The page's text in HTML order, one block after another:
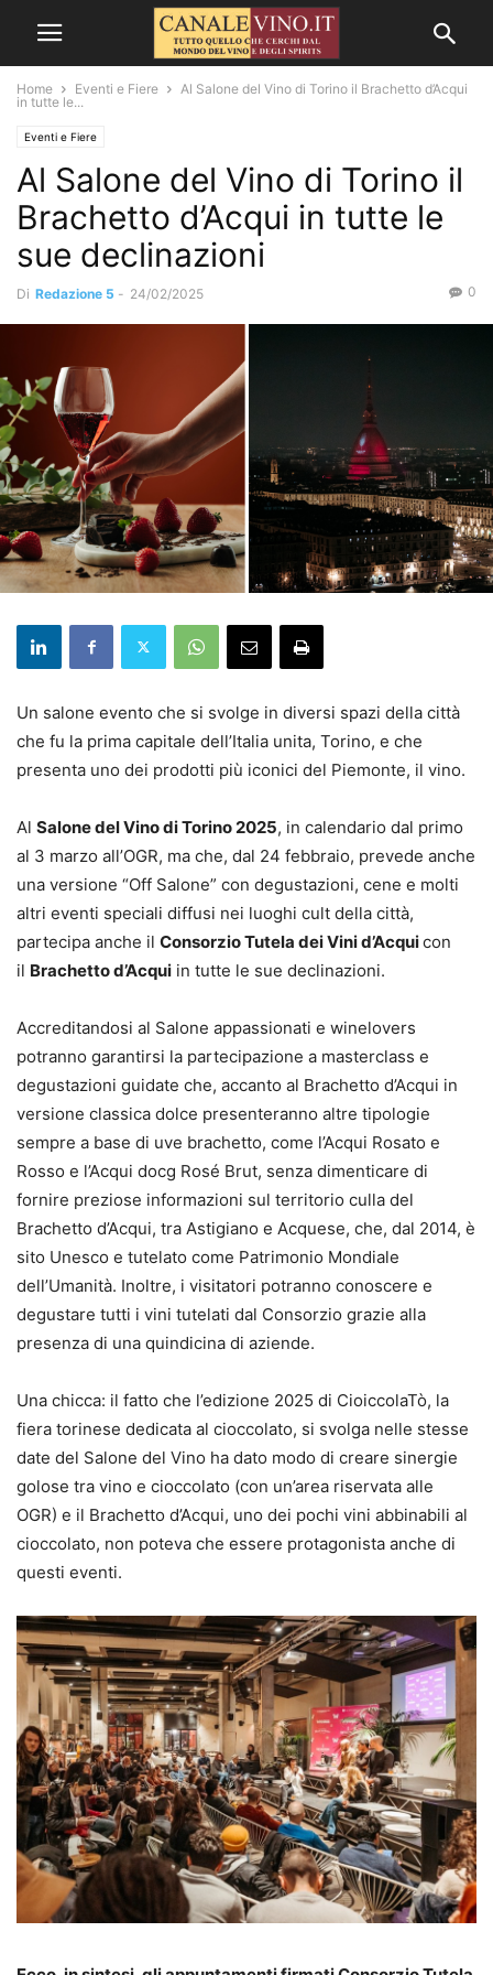
Home Eventi e Fiere
Al Salone del Vino di Torino il Brachetto d’Acqui
in tutte le...
Eventi e Fiere
Al Salone del Vino di Torino il
Brachetto d’Acqui in tutte le
sue declinazioni
Di Redazione 5 - 24/02/2025 0
Un salone evento che si svolge in diversi spazi della città
che fu la prima capitale dell’Italia unita, Torino, e che
presenta uno dei prodotti più iconici del Piemonte, il vino.
Al Salone del Vino di Torino 2025, in calendario dal primo
al 3 marzo all’OGR, ma che, dal 24 febbraio, prevede anche
una versione “Off Salone” con degustazioni, cene e molti
altri eventi speciali diffusi nei luoghi cult della città,
partecipa anche il Consorzio Tutela dei Vini d’Acquicon
il Brachetto d’Acqui in tutte le sue declinazioni.
Accreditandosi al Salone appassionati e winelovers
potranno garantirsi la partecipazione a masterclass e
degustazioni guidate che, accanto al Brachetto d’Acqui in
versione classica dolce presenteranno altre tipologie
sempre a base di uve brachetto, come l’Acqui Rosato e
Rosso e l’Acqui docg Rosé Brut, senza dimenticare di
fornire preziose informazioni sul territorio culla del
Brachetto d’Acqui, tra Astigiano e Acquese, che, dal 2014, è
sito Unesco e tutelato come Patrimonio Mondiale
dell’Umanità. Inoltre, i visitatori potranno conoscere e
degustare tutti i vini tutelati dal Consorzio grazie alla
presenza di una quindicina di aziende.
Una chicca: il fatto che l’edizione 2025 di CioiccolaTò, la
fiera torinese dedicata al cioccolato, si svolga nelle stesse
date del Salone del Vino ha dato modo di creare sinergie
golose tra vino e cioccolato (con un’area riservata alle
OGR) e il Brachetto d’Acqui, uno dei pochi vini abbinabili al
cioccolato, non poteva che essere protagonista anche di
questi eventi.